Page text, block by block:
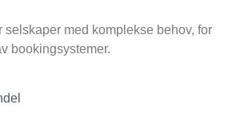
selskaper med komplekse behov, for
bookingsystemer.